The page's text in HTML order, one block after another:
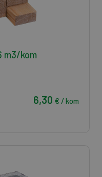
m3/kom
6,30 € / kom